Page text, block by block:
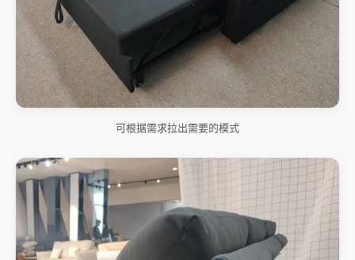
可根据需求拉出需要的模式